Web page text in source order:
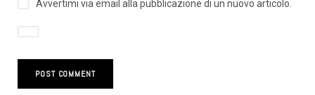
Avvertimi via email alla pubblicazione di un nuovo articolo.